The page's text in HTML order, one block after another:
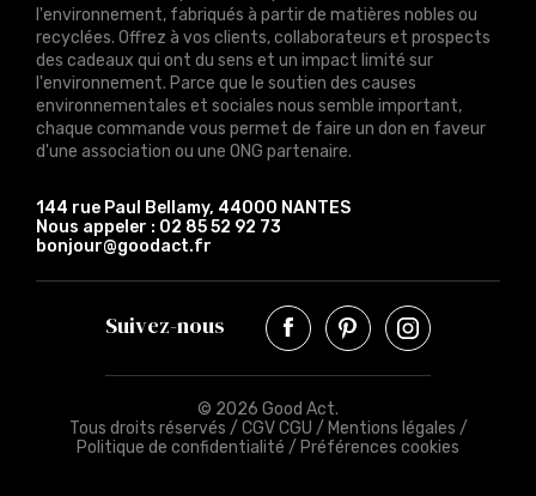
l'environnement, fabriqués à partir de matières nobles ou
recyclées. Offrez à vos clients, collaborateurs et prospects
des cadeaux qui ont du sens et un impact limité sur
l'environnement. Parce que le soutien des causes
environnementales et sociales nous semble important,
chaque commande vous permet de faire un don en faveur
d'une association ou une ONG partenaire.
144 rue Paul Bellamy, 44000 NANTES
Nous appeler : 02 85 52 92 73
bonjour@goodact.fr
Suivez-nous
© 2026 Good Act.
Tous droits réservés / CGV CGU / Mentions légales /
Politique de confidentialité / Préférences cookies